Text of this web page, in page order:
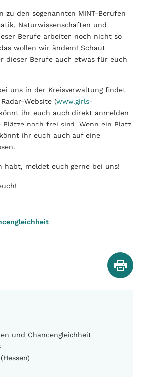
und Chancengleichheit
zu den sogenannten MINT-Berufen
Naturwissenschaften und
Berufe arbeiten noch nicht so
wollen wir ändern! Schaut
dieser Berufe auch etwas für euch
uns in der Kreisverwaltung findet
Website (www.girls-
ihr euch auch direkt anmelden
Plätze noch frei sind. Wenn ein Platz
ihr euch auch auf eine
habt, meldet euch gerne bei uns!